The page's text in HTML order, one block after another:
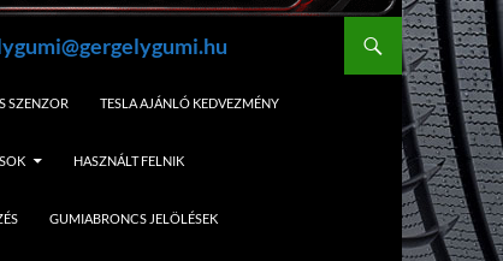
SZENZOR TESLA AJÁNLÓ KEDVEZMÉNY
HASZNÁLT FELNIK
GUMIABRONCS JELÖLÉSEK